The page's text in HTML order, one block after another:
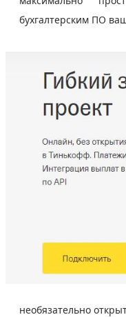
бухгалтерским ПО
необязательно